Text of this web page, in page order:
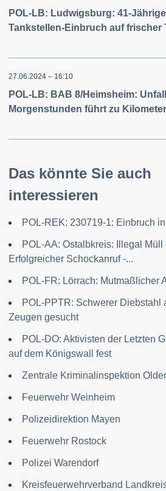
POL-LB: Ludwigsburg: 41-
Tankstellen-Einbruch auf frischer
27.06.2024 – 16:10
POL-LB: BAB 8/Heimsheim:
Morgenstunden führt zu
Das könnte Sie auch
interessieren
POL-REK: 230719-1: Einbruch
POL-AA: Ostalbkreis: Illegal Müll
Erfolgreicher Schockanruf -...
POL-FR: Lörrach: Mutmaßlicher
POL-PPTR: Schwerer Diebstahl
Zeugen gesucht
POL-DO: Aktivisten der Letzten
auf dem Königswall fest
Zentrale Kriminalinspektion
Feuerwehr Weinheim
Polizeidirektion Mayen
Feuerwehr Rostock
Polizei Warendorf
Kreisfeuerwehrverband